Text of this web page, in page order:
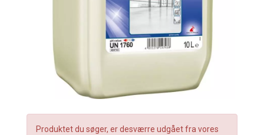
Produktet du søger, er desværre udgået fra vores